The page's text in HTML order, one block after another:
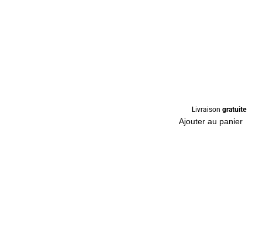
Livraison gratuite
Ajouter au panier